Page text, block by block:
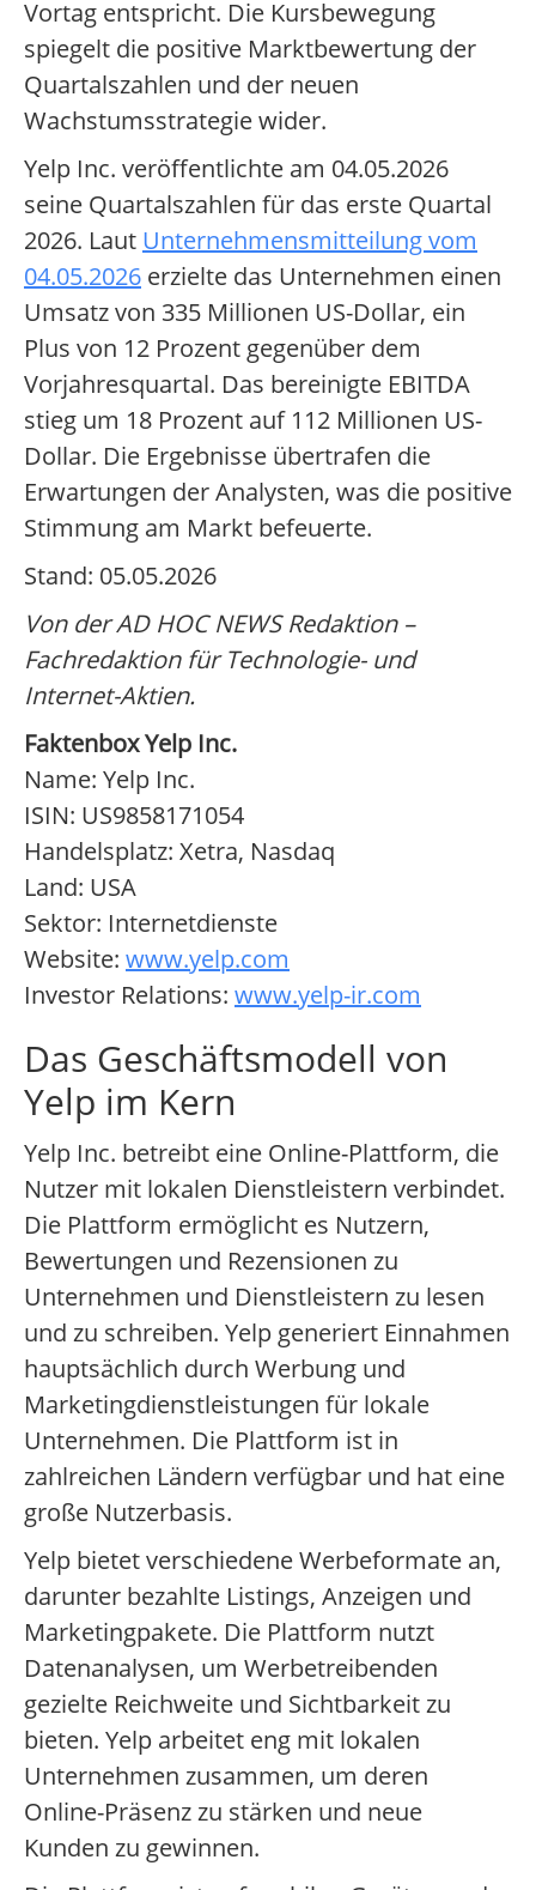
Vortag entspricht. Die Kursbewegung
spiegelt die positive Marktbewertung der
Quartalszahlen und der neuen
Wachstumsstrategie wider.
Yelp Inc. veröffentlichte am 04.05.2026
seine Quartalszahlen für das erste Quartal
2026. Laut Unternehmensmitteilung vom
04.05.2026 erzielte das Unternehmen einen
Umsatz von 335 Millionen US-Dollar, ein
Plus von 12 Prozent gegenüber dem
Vorjahresquartal. Das bereinigte EBITDA
stieg um 18 Prozent auf 112 Millionen US-
Dollar. Die Ergebnisse übertrafen die
Erwartungen der Analysten, was die positive
Stimmung am Markt befeuerte.
Stand: 05.05.2026
Von der AD HOC NEWS Redaktion –
Fachredaktion für Technologie- und
Internet-Aktien.
Faktenbox Yelp Inc.
Name: Yelp Inc.
ISIN: US9858171054
Handelsplatz: Xetra, Nasdaq
Land: USA
Sektor: Internetdienste
Website: www.yelp.com
Investor Relations: www.yelp-ir.com
Das Geschäftsmodell von
Yelp im Kern
Yelp Inc. betreibt eine Online-Plattform, die
Nutzer mit lokalen Dienstleistern verbindet.
Die Plattform ermöglicht es Nutzern,
Bewertungen und Rezensionen zu
Unternehmen und Dienstleistern zu lesen
und zu schreiben. Yelp generiert Einnahmen
hauptsächlich durch Werbung und
Marketingdienstleistungen für lokale
Unternehmen. Die Plattform ist in
zahlreichen Ländern verfügbar und hat eine
große Nutzerbasis.
Yelp bietet verschiedene Werbeformate an,
darunter bezahlte Listings, Anzeigen und
Marketingpakete. Die Plattform nutzt
Datenanalysen, um Werbetreibenden
gezielte Reichweite und Sichtbarkeit zu
bieten. Yelp arbeitet eng mit lokalen
Unternehmen zusammen, um deren
Online-Präsenz zu stärken und neue
Kunden zu gewinnen.